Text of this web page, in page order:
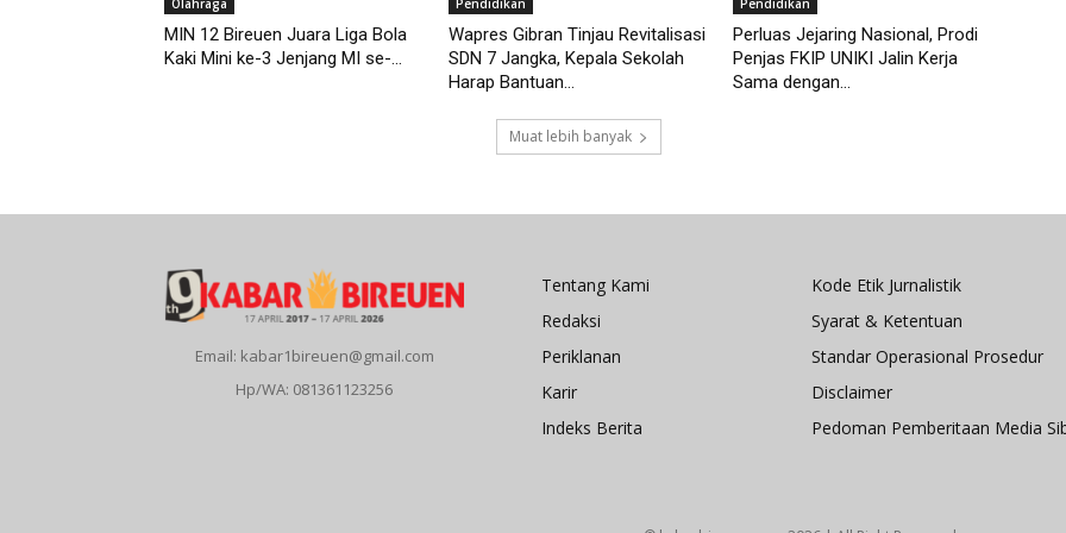
Olahraga
MIN 12 Bireuen Juara Liga Bola
Kaki Mini ke-3 Jenjang MI se-...
Pendidikan
Wapres Gibran Tinjau Revitalisasi
SDN 7 Jangka, Kepala Sekolah
Harap Bantuan...
Pendidikan
Perluas Jejaring Nasional, Prodi
Penjas FKIP UNIKI Jalin Kerja
Sama dengan...
Muat lebih banyak
Email: kabar1bireuen@gmail.com
Hp/WA: 081361123256
Tentang Kami
Redaksi
Periklanan
Karir
Indeks Berita
Kode Etik Jurnalistik
Syarat & Ketentuan
Standar Operasional Prosedur
Disclaimer
Pedoman Pemberitaan Media